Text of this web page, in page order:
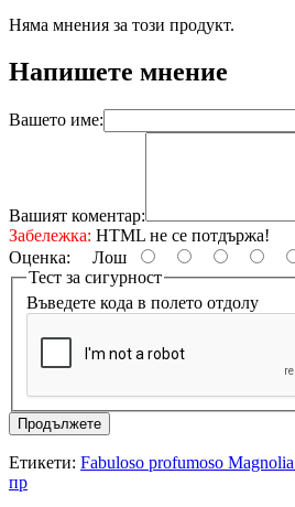
Няма мнения за този продукт.
Напишете мнение
Вашето име:
Вашият коментар:
Забележка: HTML не се потдържа!
Оценка: Лош
Тест за сигурност
Въведете кода в полето отдолу
Продължете
Етикети: Fabuloso profumoso
пр